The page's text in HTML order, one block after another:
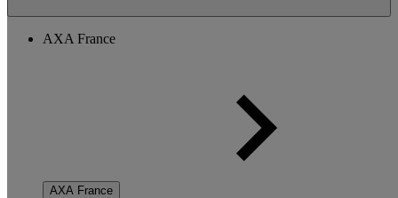
AXA France
AXA France